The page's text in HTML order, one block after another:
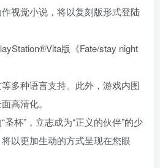
视觉小说，将以复刻版形式登陆
版《Fate/stay night
多种语言支持。此外，游戏内图
高清化。
杯”，立志成为“正义的伙伴”的少
以更加生动的方式呈现在您眼